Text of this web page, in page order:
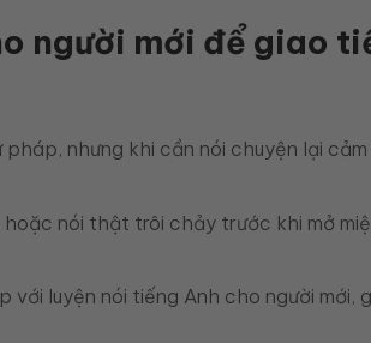
người mới để giao
nhưng khi cần nói chuyện lại
nói thật trôi chảy trước khi mở
luyện nói tiếng Anh cho người